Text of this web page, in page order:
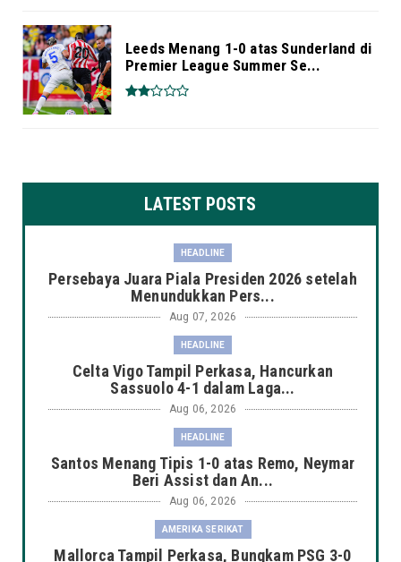
Leeds Menang 1-0 atas Sunderland di
Premier League Summer Se...
LATEST POSTS
HEADLINE
Persebaya Juara Piala Presiden 2026 setelah
Menundukkan Pers...
Aug 07, 2026
HEADLINE
Celta Vigo Tampil Perkasa, Hancurkan
Sassuolo 4-1 dalam Laga...
Aug 06, 2026
HEADLINE
Santos Menang Tipis 1-0 atas Remo, Neymar
Beri Assist dan An...
Aug 06, 2026
AMERIKA SERIKAT
Mallorca Tampil Perkasa, Bungkam PSG 3-0